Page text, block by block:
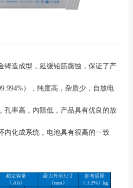
铸造成型，延缓铅筋腐蚀，保证了产
），纯度高，杂质少，自放电
孔率高，内阻低，产品具有优良的放
内化成系统，电池具有很高的一致